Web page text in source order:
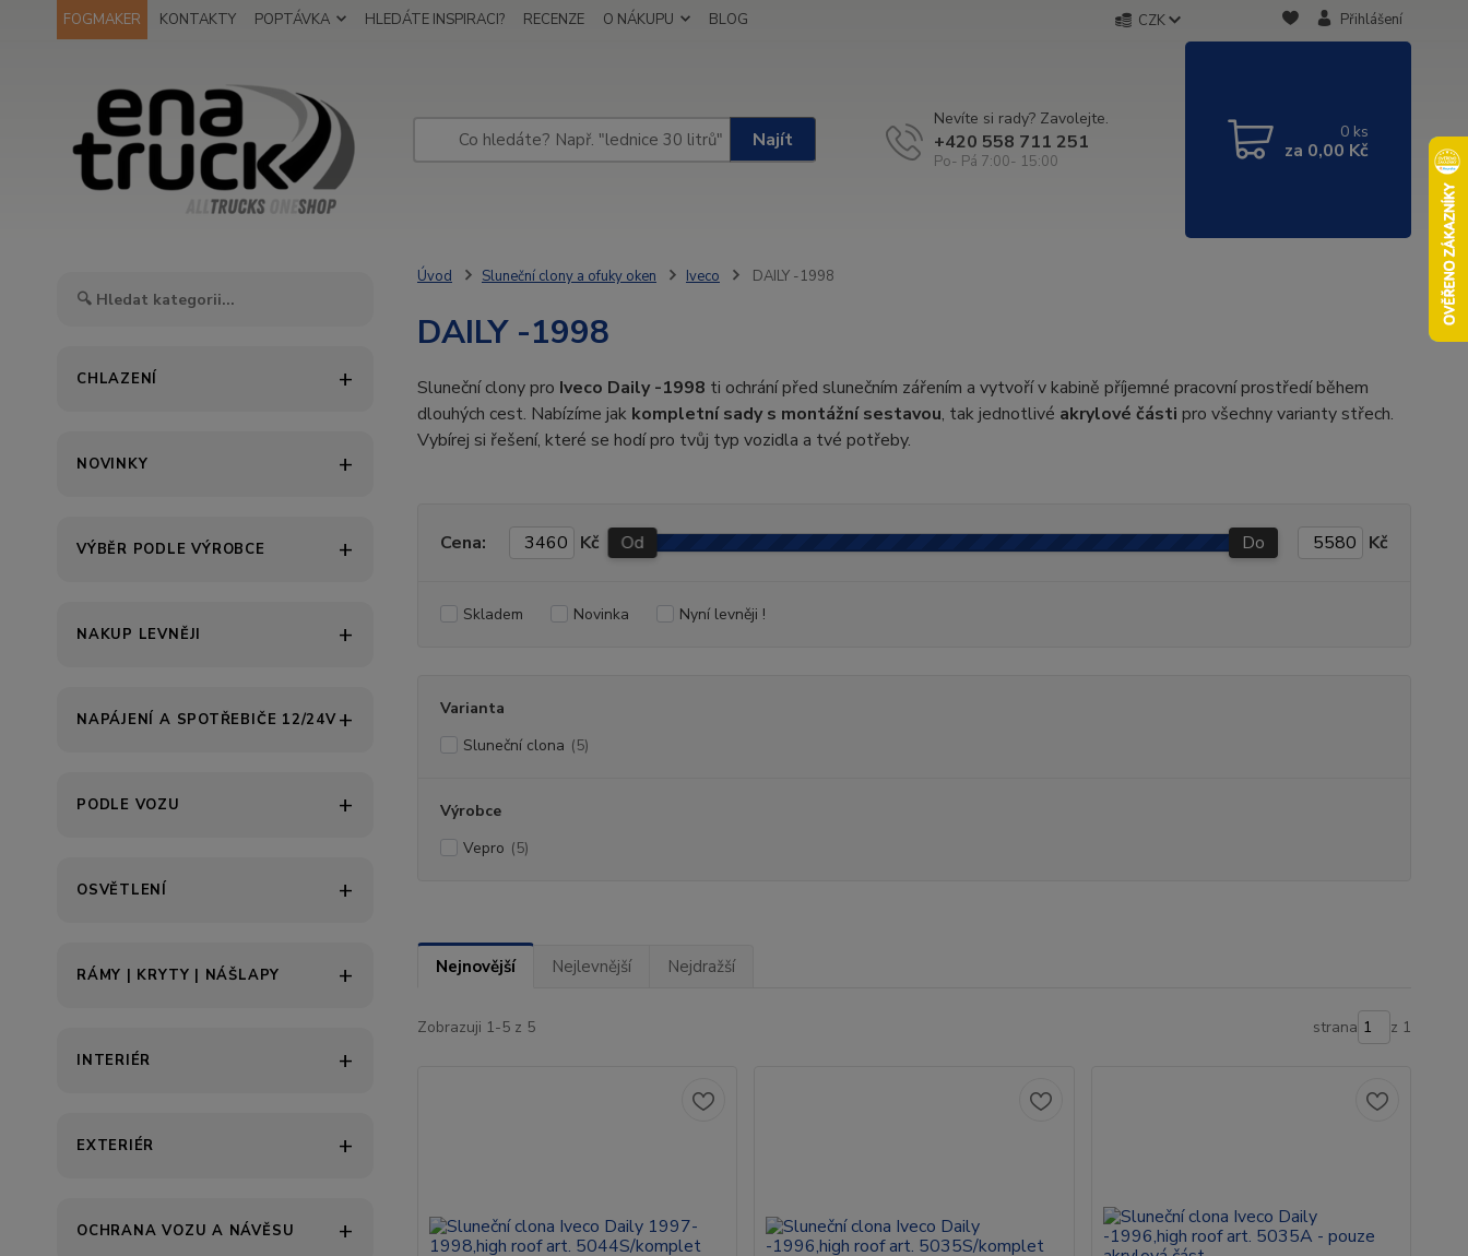
FOGMAKER KONTAKTY POPTÁVKA HLEDÁTE INSPIRACI? RECENZE O NÁKUPU BLOG CZK Přihlášení
Najít
Nevíte si rady? Zavolejte.
+420 558 711 251
Po- Pá 7:00- 15:00
0 ks
za 0,00 Kč
CHLAZENÍ
NOVINKY
VÝBĚR PODLE VÝROBCE
NAKUP LEVNĚJI
NAPÁJENÍ A SPOTŘEBIČE 12/24V
PODLE VOZU
OSVĚTLENÍ
RÁMY | KRYTY | NÁŠLAPY
INTERIÉR
EXTERIÉR
OCHRANA VOZU A NÁVĚSU
Úvod Sluneční clony a ofuky oken Iveco DAILY -1998
DAILY -1998
Sluneční clony pro Iveco Daily -1998 ti ochrání před slunečním zářením a vytvoří v kabině příjemné pracovní prostředí během
dlouhých cest. Nabízíme jak kompletní sady s montážní sestavou, tak jednotlivé akrylové části pro všechny varianty střech.
Vybírej si řešení, které se hodí pro tvůj typ vozidla a tvé potřeby.
Cena: Kč Od Do Kč
Skladem Novinka Nyní levněji !
Varianta
Sluneční clona (5)
Výrobce
Vepro (5)
Nejnovější Nejlevnější Nejdražší
Zobrazuji 1-5 z 5 strana z 1